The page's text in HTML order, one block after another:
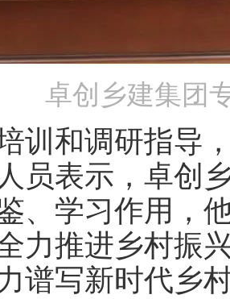
卓创乡建集团
训和调研指导
员表示，卓创
、学习作用，
力推进乡村振
谱写新时代乡